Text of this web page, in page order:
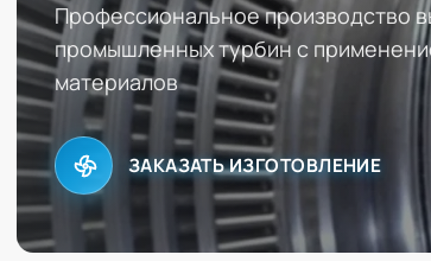
Профессиональное производство
промышленных турбин с
материалов
ЗАКАЗАТЬ ИЗГОТОВЛЕНИЕ